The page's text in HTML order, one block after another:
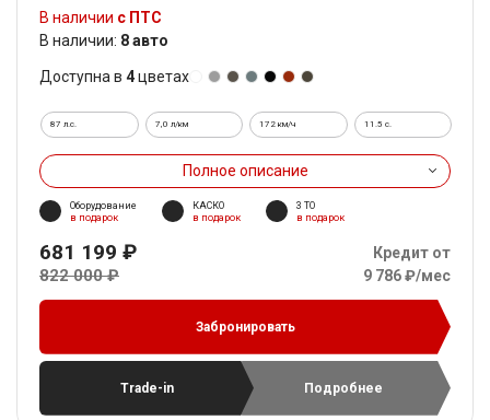
В наличии с ПТС
В наличии: 8 авто
Доступна в 4цветах
87 л.с. 7,0 л/км 172 км/ч 11.5 c.
Полное описание
Оборудование
в подарок
КАСКО
в подарок
3 ТО
в подарок
681 199 ₽
822 000 ₽
Кредит от
9 786 ₽/мес
Забронировать
Trade-in Подробнее